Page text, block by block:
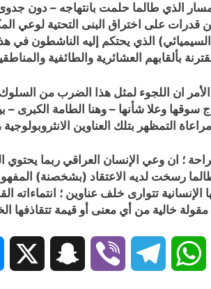
الذي طالما حلمت بانتهاجه – دون
قدرات على اختراق البنى التحتية لوعي
السيميائي) الذي يحتكم إليه الناشطون في
بألقابهم العشائرية والطائفية
ان اللجوء لمثل هذا الضرب من
سوقها وعلا شأنها – وهنا الطامة
التمظهر بتلك العناوين
؛ ان وعي الإنسان العراقي ربما
طالما رسخت لديه الاعتقاد (بشخصنة)
الإنسانية تتوارى خلف عناوين ؛ انتماءاته
خالية من أي معنى أو قيمة تتقاذفها
Twitter
WhatsApp
Telegram
Viber
Snapchat